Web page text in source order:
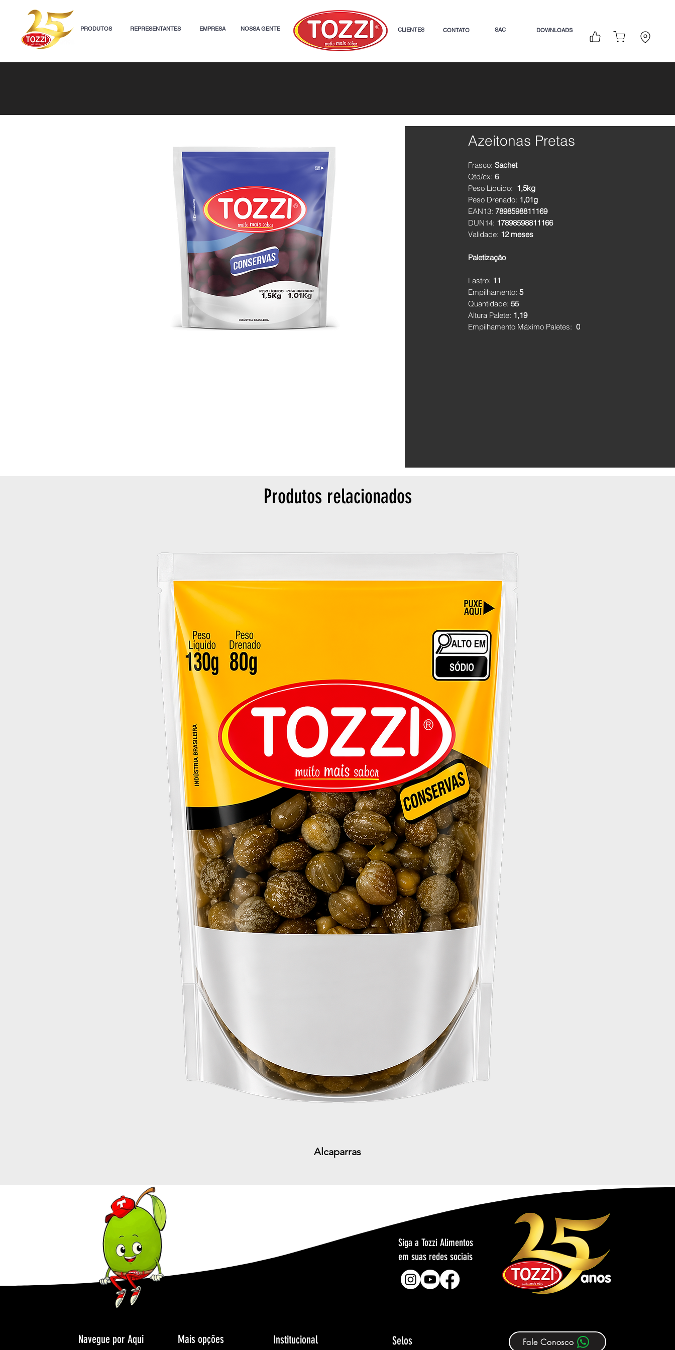
PRODUTOS REPRESENTANTES EMPRESA NOSSA GENTE CLIENTES CONTATO DOWNLOADS
SAC
Azeitonas Pretas
Frasco: Sachet
Qtd/cx: 6
Peso Líquido: 1,5kg
Peso Drenado: 1,01g
EAN13: 7898598811169
DUN14: 17898598811166
Validade: 12 meses
Paletização
Lastro: 11
Empilhamento: 5
Quantidade: 55
Altura Palete: 1,19
Empilhamento Máximo Paletes: 0
Produtos relacionados
Alcaparras
Navegue por Aqui Mais opções
Siga a Tozzi Alimentos
em suas redes sociais
Institucional Selos Fale Conosco